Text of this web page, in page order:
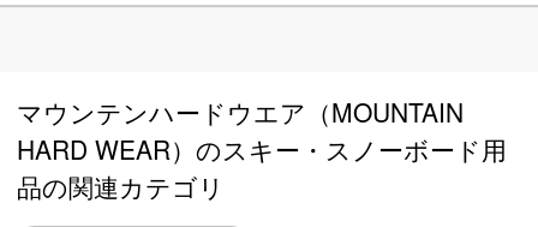
マウンテンハードウエア（MOUNTAIN
HARD WEAR）のスキー・スノーボード用
品の関連カテゴリ